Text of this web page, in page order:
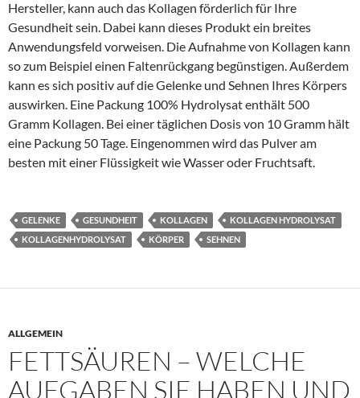
Hersteller, kann auch das Kollagen förderlich für Ihre
Gesundheit sein. Dabei kann dieses Produkt ein breites
Anwendungsfeld vorweisen. Die Aufnahme von Kollagen kann
so zum Beispiel einen Faltenrückgang begünstigen. Außerdem
kann es sich positiv auf die Gelenke und Sehnen Ihres Körpers
auswirken. Eine Packung 100% Hydrolysat enthält 500
Gramm Kollagen. Bei einer täglichen Dosis von 10 Gramm hält
eine Packung 50 Tage. Eingenommen wird das Pulver am
besten mit einer Flüssigkeit wie Wasser oder Fruchtsaft.
GELENKE GESUNDHEIT KOLLAGEN
KOLLAGEN HYDROLYSAT
KOLLAGENHYDROLYSAT
KÖRPER SEHNEN
ALLGEMEIN
FETTSÄUREN – WELCHE
AUFGABEN SIE HABEN UND